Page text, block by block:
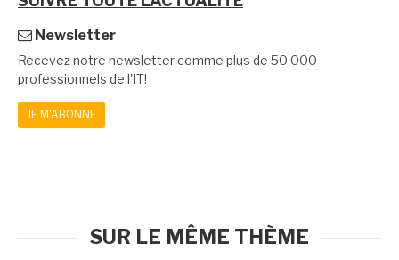
Newsletter
Recevez notre newsletter comme plus de 50 000
professionnels de l'IT!
JE M'ABONNE
SUR LE MÊME THÈME